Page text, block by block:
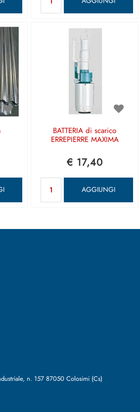
BATTERIA di scarico
ERREPIERRE MAXIMA
€ 17,40
AGGIUNGI
n. 157 87050 Colosimi (Cs)